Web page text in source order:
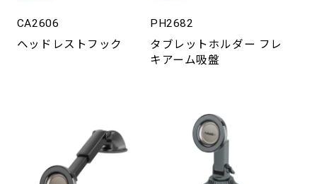
CA2606
ヘッドレストフック
PH2682
タブレットホルダー フレ
キアーム吸盤